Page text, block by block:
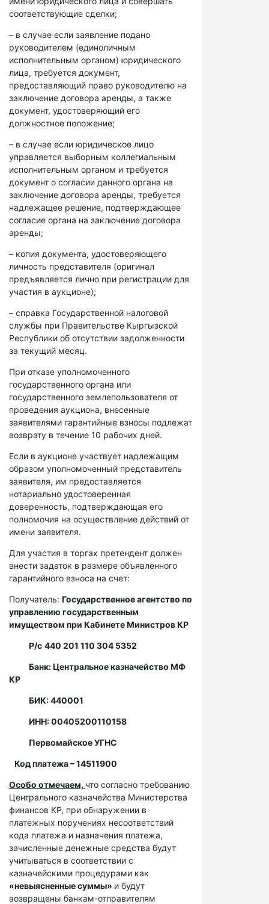
соответствующие сделки;
– в случае если заявление подано
руководителем (единоличным
исполнительным органом) юридического
лица, требуется документ,
предоставляющий право руководителю на
заключение договора аренды, а также
документ, удостоверяющий его
должностное положение;
– в случае если юридическое лицо
управляется выборным коллегиальным
исполнительным органом и требуется
документ о согласии данного органа на
заключение договора аренды, требуется
надлежащее решение, подтверждающее
согласие органа на заключение договора
аренды;
– копия документа, удостоверяющего
личность представителя (оригинал
предъявляется лично при регистрации для
участия в аукционе);
– справка Государственной налоговой
службы при Правительстве Кыргызской
Республики об отсутствии задолженности
за текущий месяц.
При отказе уполномоченного
государственного органа или
государственного землепользователя от
проведения аукциона, внесенные
заявителями гарантийные взносы подлежат
возврату в течение 10 рабочих дней.
Если в аукционе участвует надлежащим
образом уполномоченный представитель
заявителя, им предоставляется
нотариально удостоверенная
доверенность, подтверждающая его
полномочия на осуществление действий от
имени заявителя.
Для участия в торгах претендент должен
внести задаток в размере объявленного
гарантийного взноса на счет:
Получатель: Государственное агентство по
управлению государственным
имуществом при Кабинете Министров КР
Р/с 440 201 110 304 5352
Банк: Центральное казначейство МФ
КР
БИК: 440001
ИНН: 00405200110158
Первомайское УГНС
Код платежа – 14511900
Особо отмечаем, что согласно требованию
Центрального казначейства Министерства
финансов КР, при обнаружении в
платежных поручениях несоответствий
кода платежа и назначения платежа,
зачисленные денежные средства будут
учитываться в соответствии с
казначейскими процедурами как
«невыясненные суммы» и будут
возвращены банкам-отправителям